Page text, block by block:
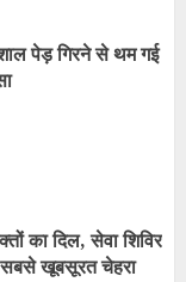
पेड़ गिरने से थम गई
का दिल, सेवा शिविर
सबसे खूबसूरत चेहरा